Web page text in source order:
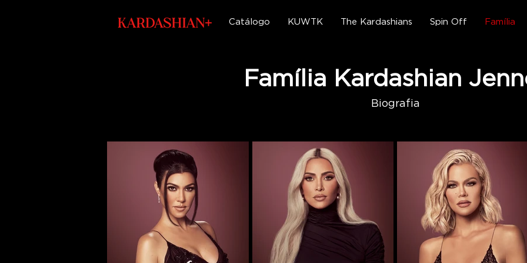
Catálogo KUWTK The Kardashians Spin Off Família
Família Kardashian
Biografia